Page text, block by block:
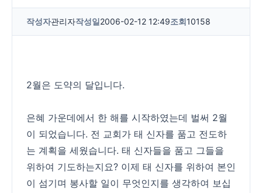
작성자관리자작성일2006-02-12 12:49조회10158
2월은 도약의 달입니다.
은혜 가운데에서 한 해를 시작하였는데 벌써 2월
이 되었습니다. 전 교회가 태 신자를 품고 전도하
는 계획을 세웠습니다. 태 신자들을 품고 그들을
위하여 기도하는지요? 이제 태 신자를 위하여 본인
이 섬기며 봉사할 일이 무엇인지를 생각하여 보십